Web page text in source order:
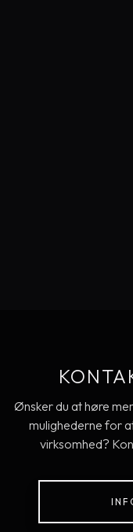
Ønsker du at høre
mulighederne for
virksomhed?